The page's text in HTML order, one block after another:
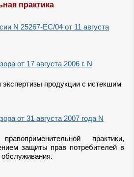
практика
N 25267-ЕС/04 от 11 августа
от 17 августа 2006 г. N
продукции с истекшим
от 31 августа 2007 года N
практики,
защиты прав потребителей в
обслуживания.